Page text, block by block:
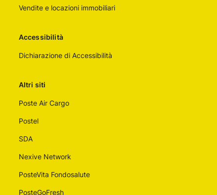
Vendite e locazioni immobiliari
Accessibilità
Dichiarazione di Accessibilità
Altri siti
Poste Air Cargo
Postel
SDA
Nexive Network
PosteVita Fondosalute
PosteGoFresh